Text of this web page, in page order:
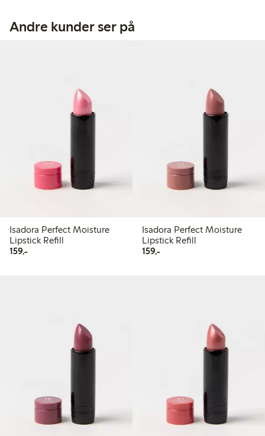
Andre kunder ser på
Isadora Perfect Moisture
Lipstick Refill
159,-159,00 kr
Isadora Perfect Moisture
Lipstick Refill
159,-159,00 kr